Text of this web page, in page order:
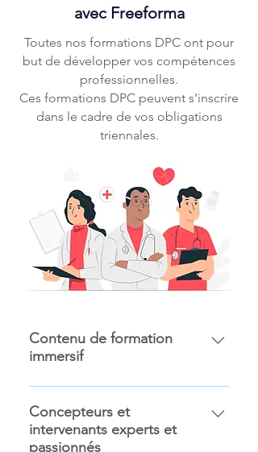
avec Freeforma
Toutes nos formations DPC ont pour
but de développer vos compétences
professionnelles.
Ces formations DPC peuvent s'inscrire
dans le cadre de vos obligations
triennales.
Contenu de formation
immersif
Nos supports de formation DPC
sont élaborés par nos équipes
pour vous proposer une
expérience d'apprentissage
Concepteurs et
intervenants experts et
passionnés